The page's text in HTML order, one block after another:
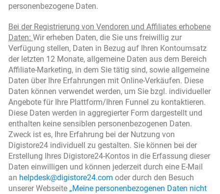
personenbezogene Daten.
Bei der Registrierung von Vendoren und Affiliates erhobene
Daten: Wir erheben Daten, die Sie uns freiwillig zur
Verfügung stellen, Daten in Bezug auf Ihren Kontoumsatz
der letzten 12 Monate, allgemeine Daten aus dem Bereich
Affiliate-Marketing, in dem Sie tätig sind, sowie allgemeine
Daten über Ihre Erfahrungen mit Online-Verkäufen. Diese
Daten können verwendet werden, um Sie bzgl. individueller
Angebote für Ihre Plattform/Ihren Funnel zu kontaktieren.
Diese Daten werden in aggregierter Form dargestellt und
enthalten keine sensiblen personenbezogenen Daten.
Zweck ist es, Ihre Erfahrung bei der Nutzung von
Digistore24 individuell zu gestalten. Sie können bei der
Erstellung Ihres Digistore24-Kontos in die Erfassung dieser
Daten einwilligen und können jederzeit durch eine E-Mail
an helpdesk@digistore24.com oder durch den Besuch
unserer Webseite „Meine personenbezogenen Daten nicht